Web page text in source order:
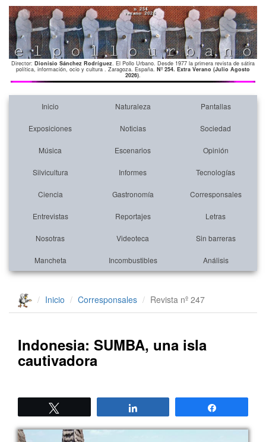
Director: Dionisio Sánchez Rodríguez. El Pollo Urbano. Desde 1977 la primera revista de sátira
política, información, ocio y cultura . Zaragoza. España. Nº 254. Extra Verano (Julio Agosto
2026).
Inicio Naturaleza Pantallas
Exposiciones Noticias Sociedad
Música Escenarios Opinión
Silvicultura Informes Tecnologías
Ciencia Gastronomía Corresponsales
Entrevistas Reportajes Letras
Nosotras Videoteca Sin barreras
Mancheta Incombustibles Análisis
Inicio Corresponsales Revista nº 247
Indonesia: SUMBA, una isla
cautivadora